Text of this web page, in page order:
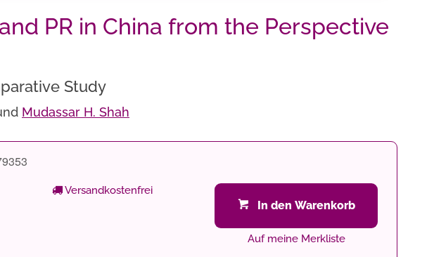
PR in China from the Perspective
Study
Mudassar H. Shah
Versandkostenfrei
In den Warenkorb
Auf meine Merkliste